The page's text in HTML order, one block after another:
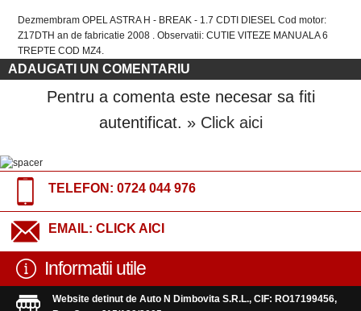
Dezmembram OPEL ASTRA H - BREAK - 1.7 CDTI DIESEL Cod motor:
Z17DTH an de fabricatie 2008 . Observatii: CUTIE VITEZE MANUALA 6
TREPTE COD MZ4.
ADAUGATI UN COMENTARIU
Pentru a comenta este necesar sa fiti
autentificat. » Click aici
TELEFON: 0724 044 976
EMAIL: CLICK AICI
Informatii utile
Website detinut de Auto N Dimbovita S.R.L., CIF: RO17199456,